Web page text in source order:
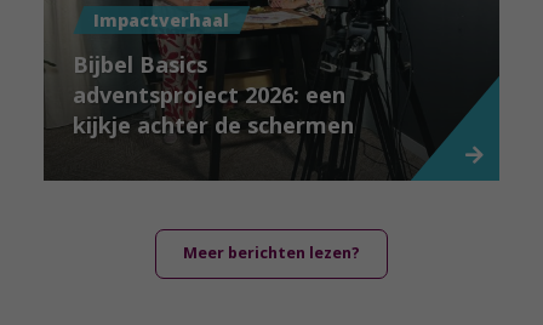
Impactverhaal
Bijbel Basics
adventsproject 2026: een
kijkje achter de schermen
Meer berichten lezen?